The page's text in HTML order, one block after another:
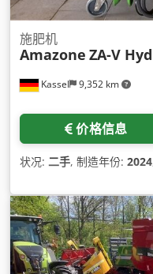
Kassel 9,352 km
施肥机
Amazone ZA-V
价格信息
状况: 二手, 制造年份: 2024